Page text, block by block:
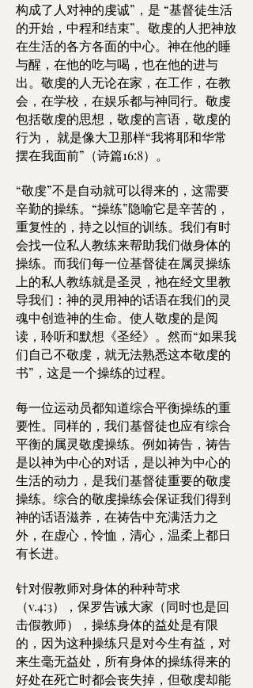
构成了人对神的虔诚”，是 “基督徒生活
的开始，中程和结束”。敬虔的人把神放
在生活的各方各面的中心。神在他的睡
与醒，在他的吃与喝，也在他的进与
出。敬虔的人无论在家，在工作，在教
会，在学校，在娱乐都与神同行。敬虔
包括敬虔的思想，敬虔的言语，敬虔的
行为， 就是像大卫那样“我将耶和华常
摆在我面前”（诗篇16:8）。
“敬虔”不是自动就可以得来的，这需要
辛勤的操练。“操练”隐喻它是辛苦的，
重复性的，持之以恒的训练。我们有时
会找一位私人教练来帮助我们做身体的
操练。而我们每一位基督徒在属灵操练
上的私人教练就是圣灵，祂在经文里教
导我们：神的灵用神的话语在我们的灵
魂中创造神的生命。使人敬虔的是阅
读，聆听和默想《圣经》。然而“如果我
们自己不敬虔，就无法熟悉这本敬虔的
书”，这是一个操练的过程。
每一位运动员都知道综合平衡操练的重
要性。同样的，我们基督徒也应有综合
平衡的属灵敬虔操练。例如祷告，祷告
是以神为中心的对话，是以神为中心的
生活的动力，是我们基督徒重要的敬虔
操练。综合的敬虔操练会保证我们得到
神的话语滋养，在祷告中充满活力之
外，在虚心，怜恤，清心，温柔上都日
有长进。
针对假教师对身体的种种苛求
（v.4:3），保罗告诫大家（同时也是回
击假教师），操练身体的益处是有限
的，因为这种操练只是对今生有益，对
来生毫无益处，所有身体的操练得来的
好处在死亡时都会丧失掉，但敬虔却能